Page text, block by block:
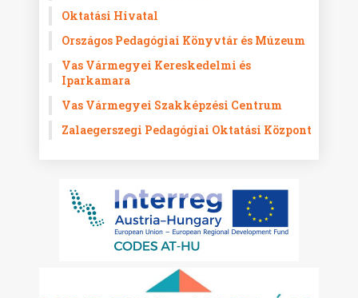
Oktatási Hivatal
Országos Pedagógiai Könyvtár és Múzeum
Vas Vármegyei Kereskedelmi és
Iparkamara
Vas Vármegyei Szakképzési Centrum
Zalaegerszegi Pedagógiai Oktatási Központ